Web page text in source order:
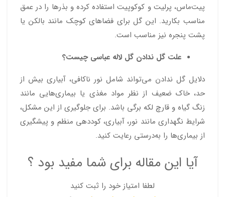
پیت‌ماس، پرلیت و کوکوپیت استفاده کرده و بذرها را در عمق
مناسب بکارید. این گل برای فضاهای کوچک مانند بالکن یا
پشت پنجره نیز مناسب است.
علت گل ندادن گل لاله عباسی چیست؟
دلایل گل ندادن می‌تواند شامل نور ناکافی، آبیاری بیش از
حد، خاک ضعیف از نظر مواد مغذی یا بیماری‌هایی مانند
زنگ گیاه و قارچ لکه برگی باشد. برای جلوگیری از این مشکل،
شرایط نگهداری مانند نور، آبیاری، کوددهی منظم و پیشگیری
از بیماری‌ها را به‌درستی رعایت کنید.
آیا این مقاله برای شما مفید بود ؟
لطفا امتیاز خود را ثبت کنید